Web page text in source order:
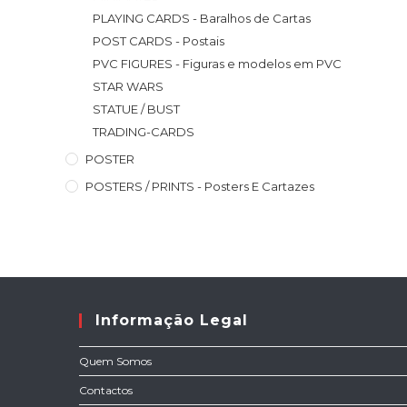
PLAYING CARDS - Baralhos de Cartas
POST CARDS - Postais
PVC FIGURES - Figuras e modelos em PVC
STAR WARS
STATUE / BUST
TRADING-CARDS
POSTER
POSTERS / PRINTS - Posters E Cartazes
Informação Legal
Quem Somos
Contactos